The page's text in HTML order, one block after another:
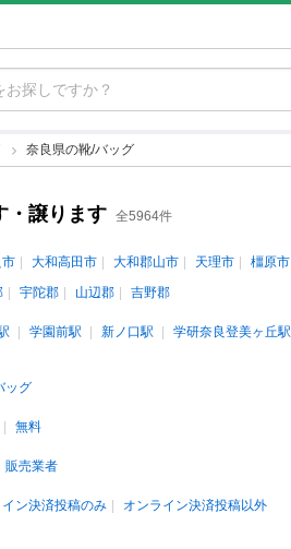
奈良県の靴/バッグ
・譲ります 全5964件
大和高田市 大和郡山市 天理市 橿原市
宇陀郡 山辺郡 吉野郡
学園前駅 新ノ口駅 学研奈良登美ヶ丘駅
ッグ
無料
販売業者
イン決済投稿のみ オンライン決済投稿以外